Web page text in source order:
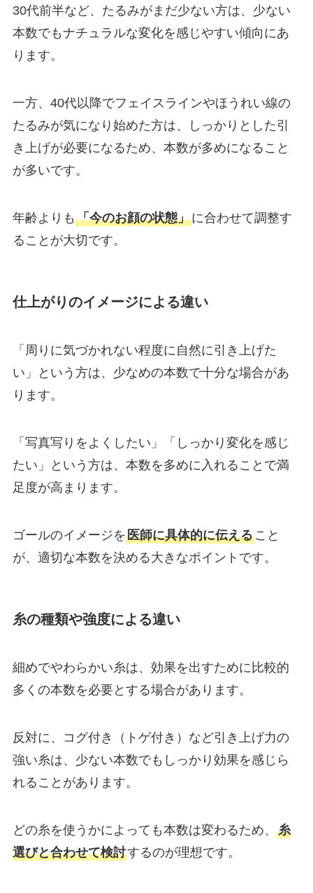
30代前半など、たるみがまだ少ない方は、少ない
本数でもナチュラルな変化を感じやすい傾向にあ
ります。
一方、40代以降でフェイスラインやほうれい線の
たるみが気になり始めた方は、しっかりとした引
き上げが必要になるため、本数が多めになること
が多いです。
年齢よりも 「今のお顔の状態」に合わせて調整す
ることが大切です。
仕上がりのイメージによる違い
「周りに気づかれない程度に自然に引き上げた
い」という方は、少なめの本数で十分な場合があ
ります。
「写真写りをよくしたい」「しっかり変化を感じ
たい」という方は、本数を多めに入れることで満
足度が高まります。
ゴールのイメージを医師に具体的に伝えること
が、適切な本数を決める大きなポイントです。
糸の種類や強度による違い
細めでやわらかい糸は、効果を出すために比較的
多くの本数を必要とする場合があります。
反対に、コグ付き（トゲ付き）など引き上げ力の
強い糸は、少ない本数でもしっかり効果を感じら
れることがあります。
どの糸を使うかによっても本数は変わるため、 糸
選びと合わせて検討するのが理想です。